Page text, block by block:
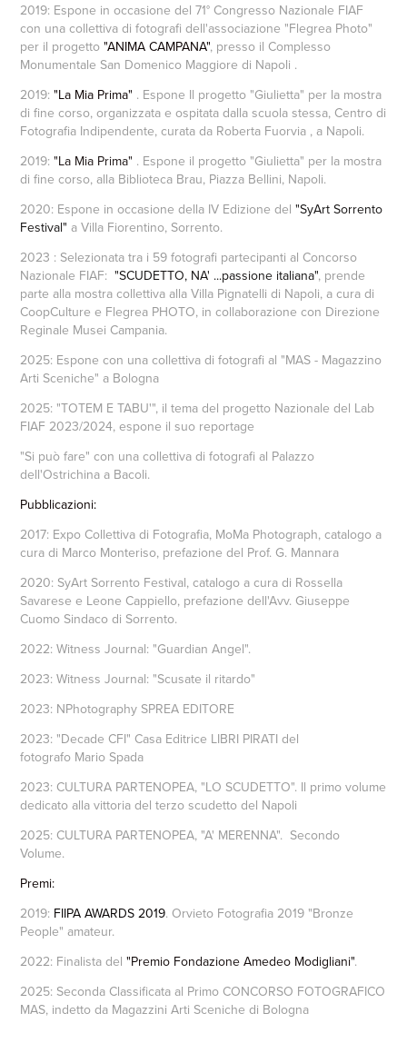
2019: Espone in occasione del 71° Congresso Nazionale FIAF
con una collettiva di fotografi dell'associazione "Flegrea Photo"
per il progetto"ANIMA CAMPANA", presso il Complesso
Monumentale San Domenico Maggiore di Napoli .
2019:"La Mia Prima" . Espone Il progetto "Giulietta" per la mostra
di fine corso, organizzata e ospitata dalla scuola stessa, Centro di
Fotografia Indipendente, curata da Roberta Fuorvia , a Napoli.
2019:"La Mia Prima" . Espone il progetto "Giulietta" per la mostra
di fine corso, alla Biblioteca Brau, Piazza Bellini, Napoli.
2020: Espone in occasione della IV Edizione del"SyArt Sorrento
Festival" a Villa Fiorentino, Sorrento.
2023 : Selezionata tra i 59 fotografi partecipanti al Concorso
Nazionale FIAF:"SCUDETTO, NA' ...passione italiana", prende
parte alla mostra collettiva alla Villa Pignatelli di Napoli, a cura di
CoopCulture e Flegrea PHOTO, in collaborazione con Direzione
Reginale Musei Campania.
2025: Espone con una collettiva di fotografi al "MAS - Magazzino
Arti Sceniche" a Bologna
2025: "TOTEM E TABU'", il tema del progetto Nazionale del Lab
FIAF 2023/2024, espone il suo reportage
"Si può fare" con una collettiva di fotografi al Palazzo
dell'Ostrichina a Bacoli.
Pubblicazioni:
2017: Expo Collettiva di Fotografia, MoMa Photograph, catalogo a
cura di Marco Monteriso, prefazione del Prof. G. Mannara
2020: SyArt Sorrento Festival, catalogo a cura di Rossella
Savarese e Leone Cappiello, prefazione dell'Avv. Giuseppe
Cuomo Sindaco di Sorrento.
2022:Witness Journal: "Guardian Angel".
2023: Witness Journal: "Scusate il ritardo"
2023: NPhotography SPREA EDITORE
2023: "Decade CFI" Casa Editrice LIBRI PIRATI del
fotografo Mario Spada
2023: CULTURA PARTENOPEA, "LO SCUDETTO". Il primo volume
dedicato alla vittoria del terzo scudetto del Napoli
2025: CULTURA PARTENOPEA, "A' MERENNA". Secondo
Volume.
Premi:
2019: FIIPA AWARDS 2019. Orvieto Fotografia 2019 "Bronze
People" amateur.
2022: Finalista del"Premio Fondazione Amedeo Modigliani".
2025: Seconda Classificata al Primo CONCORSO FOTOGRAFICO
MAS, indetto da Magazzini Arti Sceniche di Bologna